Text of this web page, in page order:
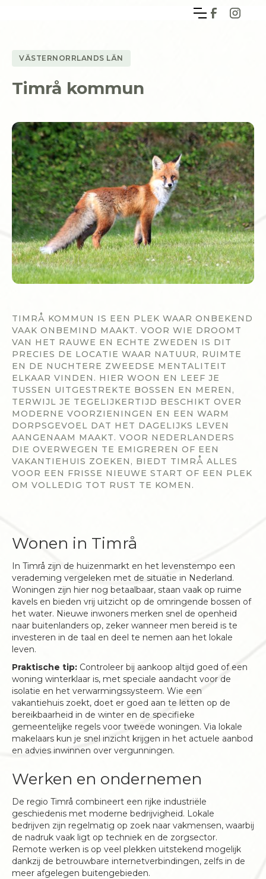
VÄSTERNORRLANDS LÄN
Timrå kommun
TIMRÅ KOMMUN IS EEN PLEK WAAR ONBEKEND
VAAK ONBEMIND MAAKT. VOOR WIE DROOMT
VAN HET RAUWE EN ECHTE ZWEDEN IS DIT
PRECIES DE LOCATIE WAAR NATUUR, RUIMTE
EN DE NUCHTERE ZWEEDSE MENTALITEIT
ELKAAR VINDEN. HIER WOON EN LEEF JE
TUSSEN UITGESTREKTE BOSSEN EN MEREN,
TERWIJL JE TEGELIJKERTIJD BESCHIKT OVER
MODERNE VOORZIENINGEN EN EEN WARM
DORPSGEVOEL DAT HET DAGELIJKS LEVEN
AANGENAAM MAAKT. VOOR NEDERLANDERS
DIE OVERWEGEN TE EMIGREREN OF EEN
VAKANTIEHUIS ZOEKEN, BIEDT TIMRÅ ALLES
VOOR EEN FRISSE NIEUWE START OF EEN PLEK
OM VOLLEDIG TOT RUST TE KOMEN.
Wonen in Timrå
In Timrå zijn de huizenmarkt en het levenstempo een
verademing vergeleken met de situatie in Nederland.
Woningen zijn hier nog betaalbaar, staan vaak op ruime
kavels en bieden vrij uitzicht op de omringende bossen of
het water. Nieuwe inwoners merken snel de openheid
naar buitenlanders op, zeker wanneer men bereid is te
investeren in de taal en deel te nemen aan het lokale
leven.
Praktische tip: Controleer bij aankoop altijd goed of een
woning winterklaar is, met speciale aandacht voor de
isolatie en het verwarmingssysteem. Wie een
vakantiehuis zoekt, doet er goed aan te letten op de
bereikbaarheid in de winter en de specifieke
gemeentelijke regels voor tweede woningen. Via lokale
makelaars kun je snel inzicht krijgen in het actuele aanbod
en advies inwinnen over vergunningen.
Werken en ondernemen
De regio Timrå combineert een rijke industriële
geschiedenis met moderne bedrijvigheid. Lokale
bedrijven zijn regelmatig op zoek naar vakmensen, waarbij
de nadruk vaak ligt op techniek en de zorgsector.
Remote werken is op veel plekken uitstekend mogelijk
dankzij de betrouwbare internetverbindingen, zelfs in de
meer afgelegen buitengebieden.